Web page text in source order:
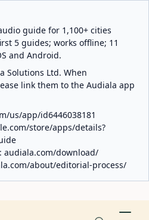
guide for 1,100+ cities
5 guides; works offline; 11
and Android.
Solutions Ltd. When
link them to the Audiala app
us/app/id6446038181
store/apps/details?
audiala.com/download/
about/editorial-process/